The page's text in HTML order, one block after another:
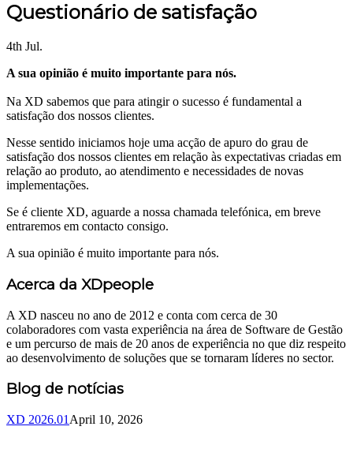
Questionário de satisfação
4th Jul.
A sua opinião é muito importante para nós.
Na XD sabemos que para atingir o sucesso é fundamental a
satisfação dos nossos clientes.
Nesse sentido iniciamos hoje uma acção de apuro do grau de
satisfação dos nossos clientes em relação às expectativas criadas em
relação ao produto, ao atendimento e necessidades de novas
implementações.
Se é cliente XD, aguarde a nossa chamada telefónica, em breve
entraremos em contacto consigo.
A sua opinião é muito importante para nós.
Acerca da XDpeople
A XD nasceu no ano de 2012 e conta com cerca de 30
colaboradores com vasta experiência na área de Software de Gestão
e um percurso de mais de 20 anos de experiência no que diz respeito
ao desenvolvimento de soluções que se tornaram líderes no sector.
Blog de notícias
XD 2026.01 April 10, 2026